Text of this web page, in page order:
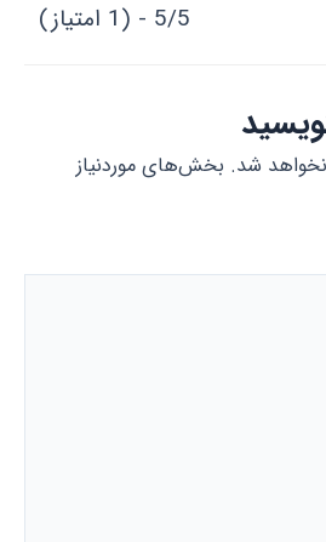
5/5 - (1 امتیاز)
شد. بخش‌های موردنیاز